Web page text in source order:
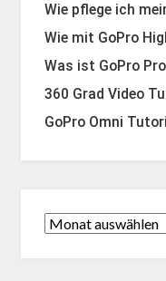
Wie pflege ich
Wie mit GoPro
Was ist GoPro
360 Grad Video
GoPro Omni